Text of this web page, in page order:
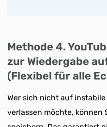
Methode 4.
zur Wiedergabe
(Flexibel für alle
Wer sich nicht auf
verlassen möchte, können